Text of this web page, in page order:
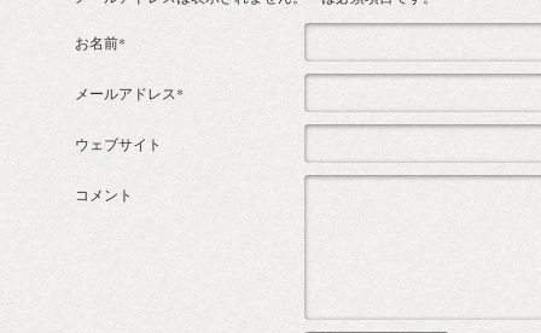
お名前*
メールアドレス*
ウェブサイト
コメント